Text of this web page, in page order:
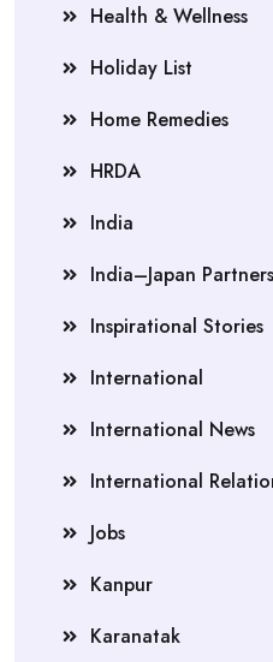
Health & Wellness
Holiday List
Home Remedies
HRDA
India
India–Japan
Inspirational Stories
International
International News
International
Jobs
Kanpur
Karanatak